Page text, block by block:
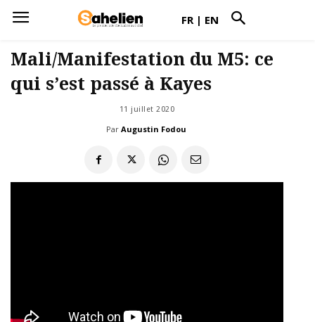
FR | EN
Mali/Manifestation du M5: ce
qui s’est passé à Kayes
11 juillet 2020
Par Augustin Fodou